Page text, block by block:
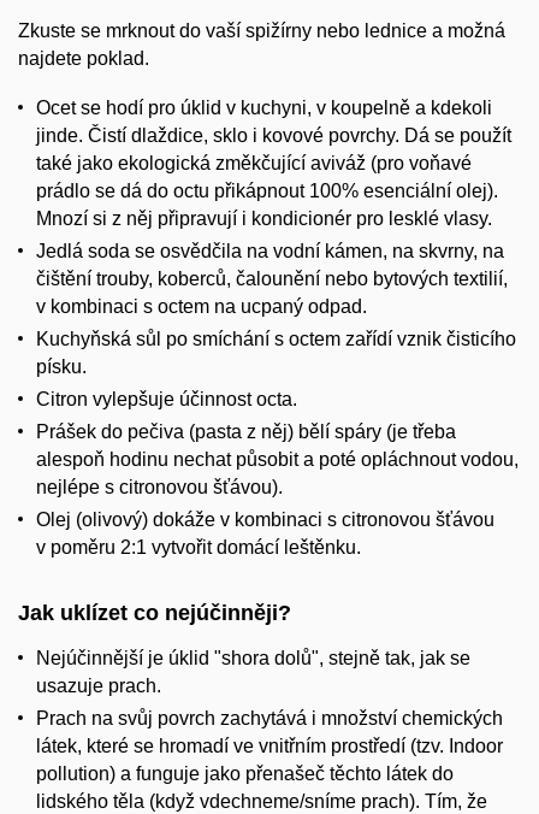
Zkuste se mrknout do vaší spižírny nebo lednice a možná
najdete poklad.
Ocet se hodí pro úklid v kuchyni, v koupelně a kdekoli
jinde. Čistí dlaždice, sklo i kovové povrchy. Dá se použít
také jako ekologická změkčující aviváž (pro voňavé
prádlo se dá do octu přikápnout 100% esenciální olej).
Mnozí si z něj připravují i kondicionér pro lesklé vlasy.
Jedlá soda se osvědčila na vodní kámen, na skvrny, na
čištění trouby, koberců, čalounění nebo bytových textilií,
v kombinaci s octem na ucpaný odpad.
Kuchyňská sůl po smíchání s octem zařídí vznik čisticího
písku.
Citron vylepšuje účinnost octa.
Prášek do pečiva (pasta z něj) bělí spáry (je třeba
alespoň hodinu nechat působit a poté opláchnout vodou,
nejlépe s citronovou šťávou).
Olej (olivový) dokáže v kombinaci s citronovou šťávou
v poměru 2:1 vytvořit domácí leštěnku.
Jak uklízet co nejúčinněji?
Nejúčinnější je úklid "shora dolů", stejně tak, jak se
usazuje prach.
Prach na svůj povrch zachytává i množství chemických
látek, které se hromadí ve vnitřním prostředí (tzv. Indoor
pollution) a funguje jako přenašeč těchto látek do
lidského těla (když vdechneme/sníme prach). Tím, že